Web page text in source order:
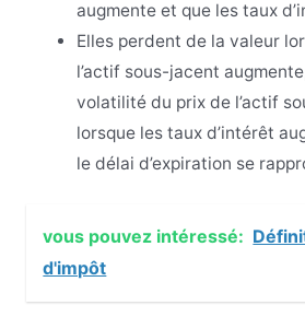
augmente et que les taux
Elles perdent de la valeur
l’actif sous-jacent
volatilité du prix de l’actif
lorsque les taux d’intérêt
le délai d’expiration se
vous pouvez intéressé:
d'impôt